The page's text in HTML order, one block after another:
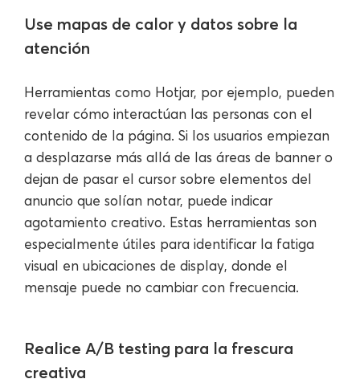
Use mapas de calor y datos sobre la
atención
Herramientas como Hotjar, por ejemplo, pueden
revelar cómo interactúan las personas con el
contenido de la página. Si los usuarios empiezan
a desplazarse más allá de las áreas de banner o
dejan de pasar el cursor sobre elementos del
anuncio que solían notar, puede indicar
agotamiento creativo. Estas herramientas son
especialmente útiles para identificar la fatiga
visual en ubicaciones de display, donde el
mensaje puede no cambiar con frecuencia.
Realice A/B testing para la frescura
creativa